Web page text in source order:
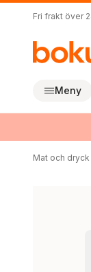
Fri frakt över
Meny
Mat och dryck